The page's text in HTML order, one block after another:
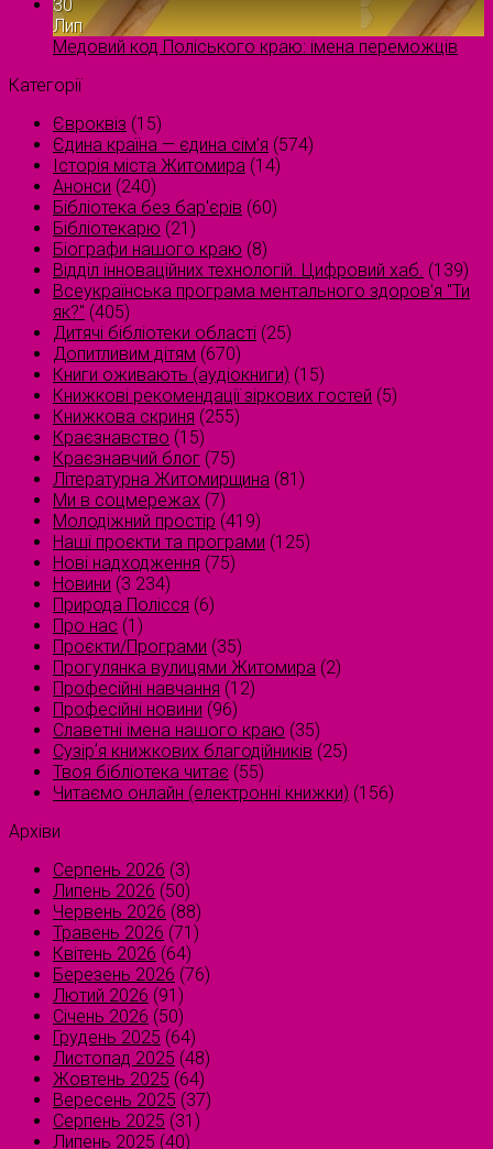
30
Лип
Медовий код Поліського краю: імена переможців
Категорії
Євроквіз (15)
Єдина країна — єдина сім’я (574)
Історія міста Житомира (14)
Анонси (240)
Бібліотека без бар'єрів (60)
Бібліотекарю (21)
Біографи нашого краю (8)
Відділ інноваційних технологій. Цифровий хаб. (139)
Всеукраїнська програма ментального здоров'я "Ти
як?" (405)
Дитячі бібліотеки області (25)
Допитливим дітям (670)
Книги оживають (аудіокниги) (15)
Книжкові рекомендації зіркових гостей (5)
Книжкова скриня (255)
Краєзнавство (15)
Краєзнавчий блог (75)
Літературна Житомирщина (81)
Ми в соцмережах (7)
Молодіжний простір (419)
Наші проєкти та програми (125)
Нові надходження (75)
Новини (3 234)
Природа Полісся (6)
Про нас (1)
Проєкти/Програми (35)
Прогулянка вулицями Житомира (2)
Професійні навчання (12)
Професійні новини (96)
Славетні імена нашого краю (35)
Сузірʼя книжкових благодійників (25)
Твоя бібліотека читає (55)
Читаємо онлайн (електронні книжки) (156)
Архіви
Серпень 2026 (3)
Липень 2026 (50)
Червень 2026 (88)
Травень 2026 (71)
Квітень 2026 (64)
Березень 2026 (76)
Лютий 2026 (91)
Січень 2026 (50)
Грудень 2025 (64)
Листопад 2025 (48)
Жовтень 2025 (64)
Вересень 2025 (37)
Серпень 2025 (31)
Липень 2025 (40)